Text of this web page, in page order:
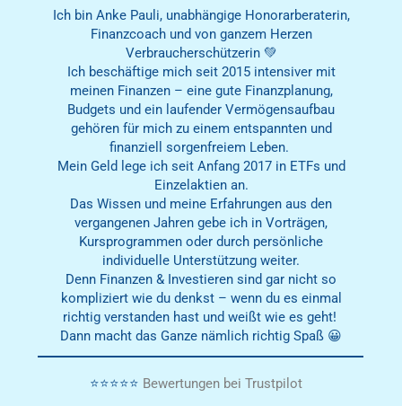
Ich bin Anke Pauli, unabhängige Honorarberaterin,
Finanzcoach und von ganzem Herzen
Verbraucherschützerin 💚
Ich beschäftige mich seit 2015 intensiver mit
meinen Finanzen – eine gute Finanzplanung,
Budgets und ein laufender Vermögensaufbau
gehören für mich zu einem entspannten und
finanziell sorgenfreiem Leben.
Mein Geld lege ich seit Anfang 2017 in ETFs und
Einzelaktien an.
Das Wissen und meine Erfahrungen aus den
vergangenen Jahren gebe ich in Vorträgen,
Kursprogrammen oder durch persönliche
individuelle Unterstützung weiter.
Denn Finanzen & Investieren sind gar nicht so
kompliziert wie du denkst – wenn du es einmal
richtig verstanden hast und weißt wie es geht!
Dann macht das Ganze nämlich richtig Spaß 😀
⭐️⭐️⭐️⭐️⭐️ Bewertungen bei Trustpilot